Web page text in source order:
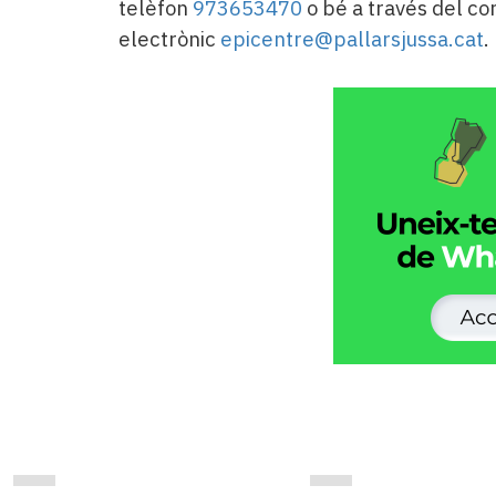
telèfon 973653470 o bé a través del
electrònic epicentre@pallarsjussa.cat.